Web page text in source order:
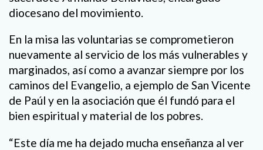
diocesano del movimiento.
En la misa las voluntarias se comprometieron
nuevamente al servicio de los más vulnerables y
marginados, así como a avanzar siempre por los
caminos del Evangelio, a ejemplo de San Vicente
de Paúl y en la asociación que él fundó para el
bien espiritual y material de los pobres.
“Este día me ha dejado mucha enseñanza al ver